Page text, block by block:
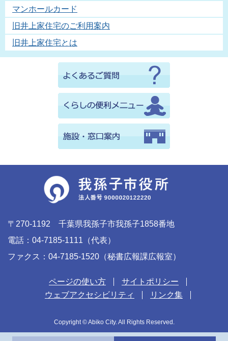
マンホールカード
旧井上家住宅のご利用案内
旧井上家住宅とは
〒270-1192 千葉県我孫子市我孫子1858番地
電話：04-7185-1111（代表）
ファクス：04-7185-1520（秘書広報課広報室）
ページの使い方
サイトポリシー
ウェブアクセシビリティ
リンク集
Copyright © Abiko City. All Rights Reserved.